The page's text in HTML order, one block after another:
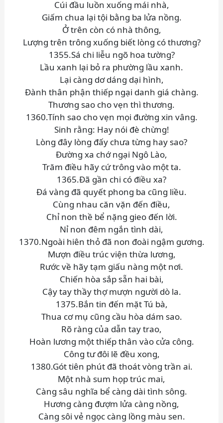
Cúi đầu luồn xuống mái nhà,
Giấm chua lại tội bằng ba lửa nồng.
Ở trên còn có nhà thông,
Lượng trên trông xuống biết lòng có thương?
1355.Sá chi liễu ngõ hoa tường?
Lầu xanh lại bỏ ra phường lầu xanh.
Lại càng dơ dáng dại hình,
Đành thân phận thiếp ngại danh giá chàng.
Thương sao cho vẹn thì thương.
1360.Tính sao cho vẹn mọi đường xin vâng.
Sinh rằng: Hay nói đè chừng!
Lòng đây lòng đấy chưa từng hay sao?
Đường xa chớ ngại Ngô Lào,
Trăm điều hãy cứ trông vào một ta.
1365.Đã gần chi có điều xa?
Đá vàng đã quyết phong ba cũng liều.
Cùng nhau căn vặn đến điều,
Chỉ non thề bể nặng gieo đến lời.
Nỉ non đêm ngắn tình dài,
1370.Ngoài hiên thỏ đã non đoài ngậm gương.
Mượn điều trúc viện thừa lương,
Rước về hãy tạm giấu nàng một nơi.
Chiến hòa sắp sẵn hai bài,
Cậy tay thầy thợ mượn người dò la.
1375.Bắn tin đến mặt Tú bà,
Thua cơ mụ cũng cầu hòa dám sao.
Rõ ràng của dẫn tay trao,
Hoàn lương một thiếp thân vào cửa công.
Công tư đôi lẽ đều xong,
1380.Gót tiên phút đã thoát vòng trần ai.
Một nhà sum họp trúc mai,
Càng sâu nghĩa bể càng dài tình sông.
Hương càng đượm lửa càng nồng,
Càng sôi vẻ ngọc càng lồng màu sen.